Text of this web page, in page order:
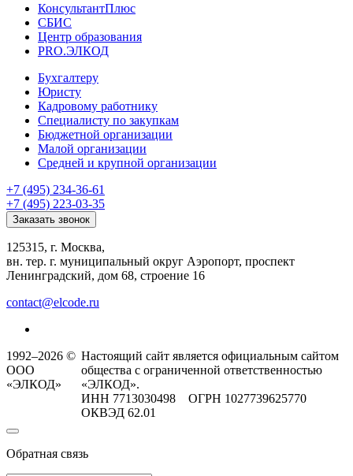
КонсультантПлюс
СБИС
Центр образования
PRO.ЭЛКОД
Бухгалтеру
Юристу
Кадровому работнику
Специалисту по закупкам
Бюджетной организации
Малой организации
Средней и крупной организации
+7 (495) 234-36-61
+7 (495) 223-03-35
Заказать звонок
125315, г. Москва,
вн. тер. г. муниципальный округ Аэропорт, проспект
Ленинградский, дом 68, строение 16
contact@elcode.ru
1992–2026 ©
ООО
«ЭЛКОД»
Настоящий сайт является официальным сайтом
общества с ограниченной ответственностью
«ЭЛКОД».
ИНН 7713030498 ОГРН 1027739625770
ОКВЭД 62.01
Обратная связь